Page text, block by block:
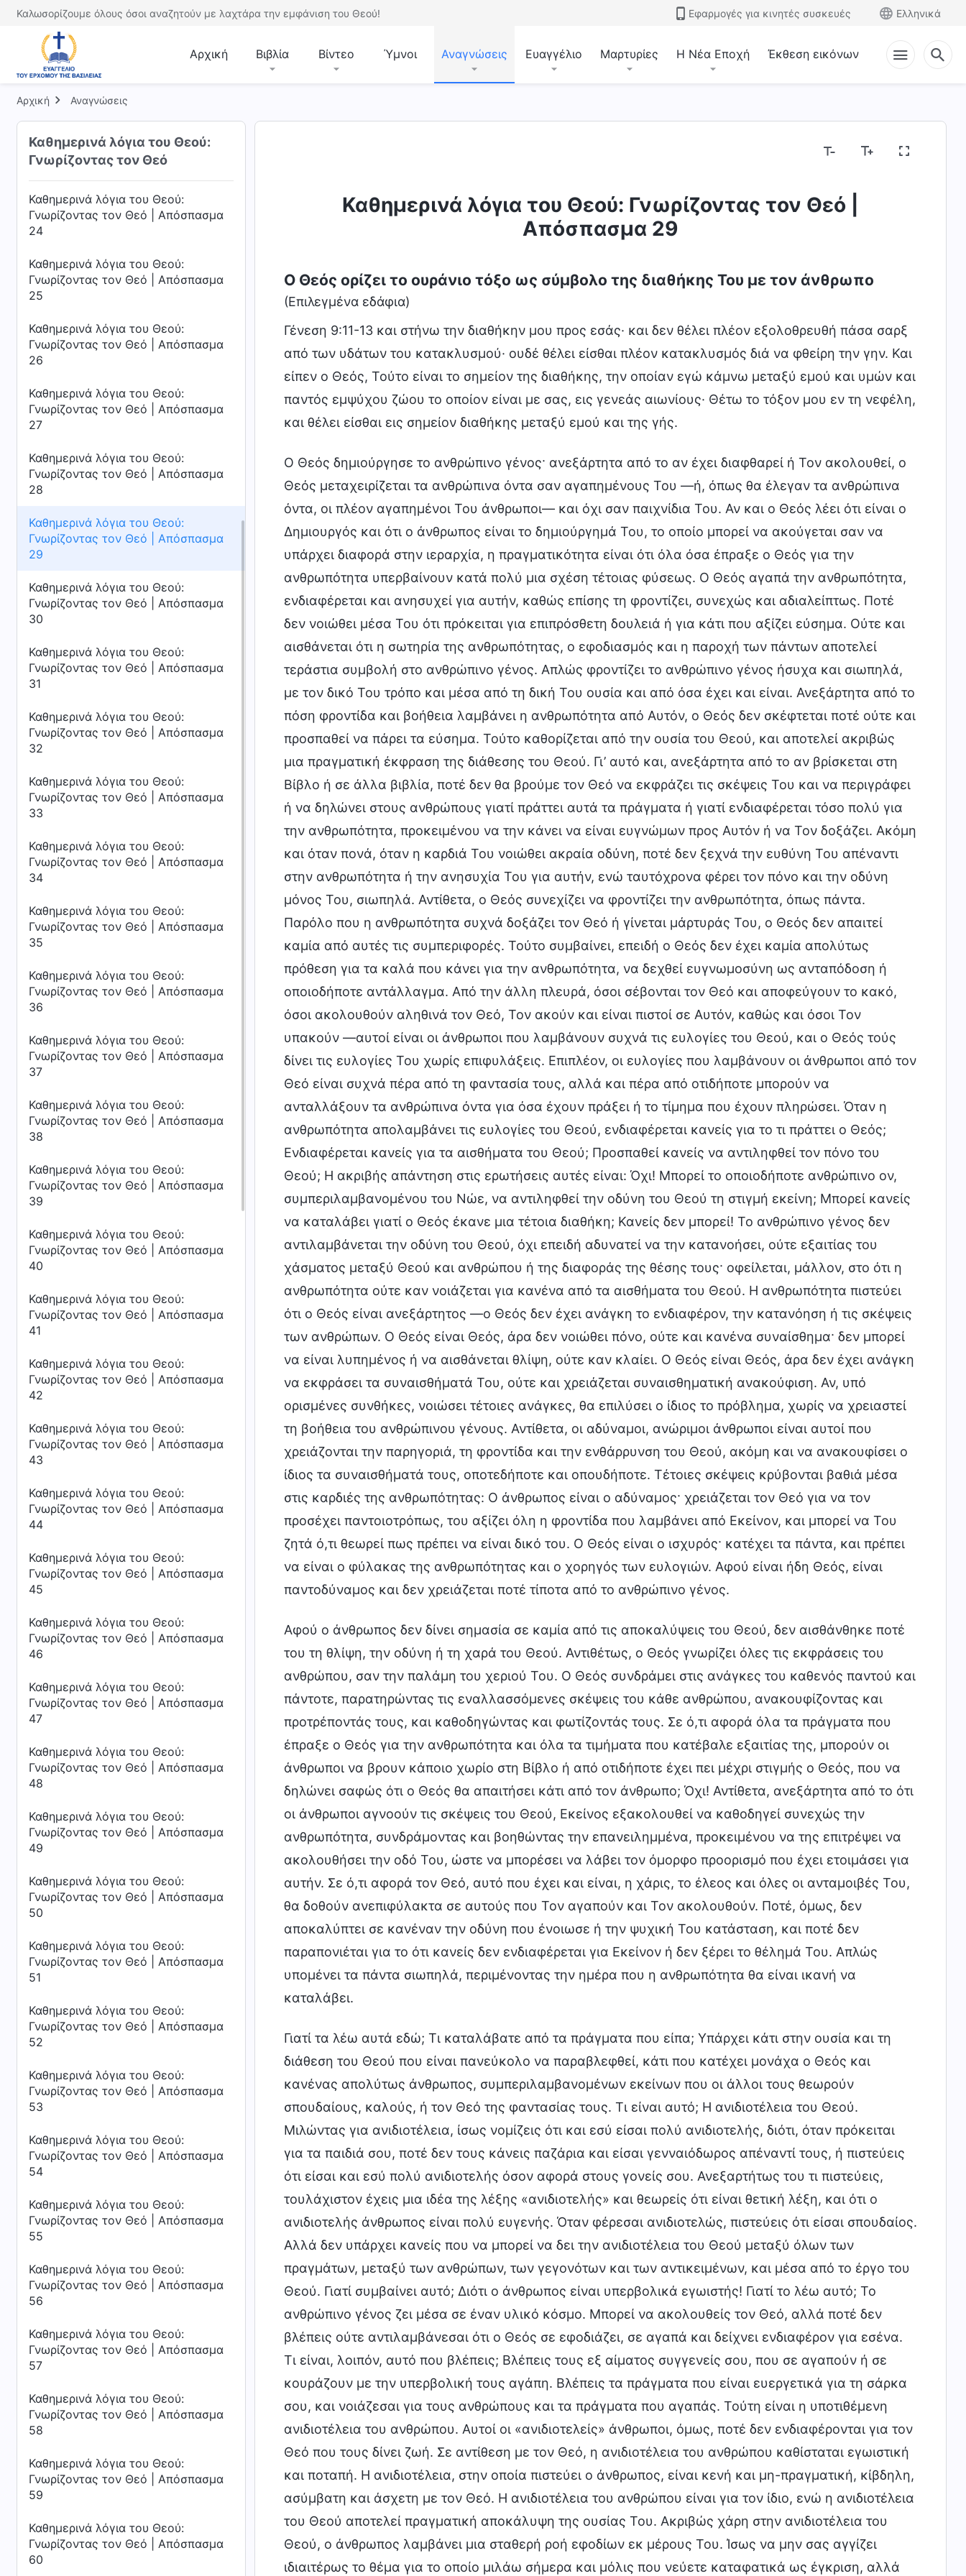
Καλωσορίζουμε όλους όσοι αναζητούν με λαχτάρα την εμφάνιση του Θεού! Εφαρμογές για κινητές συσκευές Ελληνικά
Αρχική Βιβλία Βίντεο Ύμνοι Αναγνώσεις Ευαγγέλιο Μαρτυρίες Η Νέα Εποχή Έκθεση εικόνων
Αρχική Αναγνώσεις
Καθημερινά λόγια του Θεού:
Γνωρίζοντας τον Θεό
Γνωρίζοντας τον Θεό | Απόσπασμα
Καθημερινά λόγια του Θεού:
22
Καθημερινά λόγια του Θεού:
Γνωρίζοντας τον Θεό | Απόσπασμα
23
Καθημερινά λόγια του Θεού:
Γνωρίζοντας τον Θεό | Απόσπασμα
24
Καθημερινά λόγια του Θεού:
Γνωρίζοντας τον Θεό | Απόσπασμα
25
Καθημερινά λόγια του Θεού:
Γνωρίζοντας τον Θεό | Απόσπασμα
26
Καθημερινά λόγια του Θεού:
Γνωρίζοντας τον Θεό | Απόσπασμα
27
Καθημερινά λόγια του Θεού:
Γνωρίζοντας τον Θεό | Απόσπασμα
28
Καθημερινά λόγια του Θεού:
Γνωρίζοντας τον Θεό | Απόσπασμα
29
Καθημερινά λόγια του Θεού:
Γνωρίζοντας τον Θεό | Απόσπασμα
30
Καθημερινά λόγια του Θεού:
Γνωρίζοντας τον Θεό | Απόσπασμα
31
Καθημερινά λόγια του Θεού:
Γνωρίζοντας τον Θεό | Απόσπασμα
32
Καθημερινά λόγια του Θεού:
Γνωρίζοντας τον Θεό | Απόσπασμα
33
Καθημερινά λόγια του Θεού:
Γνωρίζοντας τον Θεό | Απόσπασμα
34
Καθημερινά λόγια του Θεού:
Γνωρίζοντας τον Θεό | Απόσπασμα
35
Καθημερινά λόγια του Θεού:
Γνωρίζοντας τον Θεό | Απόσπασμα
36
Καθημερινά λόγια του Θεού:
Γνωρίζοντας τον Θεό | Απόσπασμα
37
Καθημερινά λόγια του Θεού:
Γνωρίζοντας τον Θεό | Απόσπασμα
38
Καθημερινά λόγια του Θεού:
Γνωρίζοντας τον Θεό | Απόσπασμα
39
Καθημερινά λόγια του Θεού:
Γνωρίζοντας τον Θεό | Απόσπασμα
40
Καθημερινά λόγια του Θεού:
Γνωρίζοντας τον Θεό | Απόσπασμα
41
Καθημερινά λόγια του Θεού:
Γνωρίζοντας τον Θεό | Απόσπασμα
42
Καθημερινά λόγια του Θεού:
Γνωρίζοντας τον Θεό | Απόσπασμα
43
Καθημερινά λόγια του Θεού:
Γνωρίζοντας τον Θεό | Απόσπασμα
44
Καθημερινά λόγια του Θεού:
Γνωρίζοντας τον Θεό | Απόσπασμα
45
Καθημερινά λόγια του Θεού:
Γνωρίζοντας τον Θεό | Απόσπασμα
46
Καθημερινά λόγια του Θεού:
Γνωρίζοντας τον Θεό | Απόσπασμα
47
Καθημερινά λόγια του Θεού:
Γνωρίζοντας τον Θεό | Απόσπασμα
48
Καθημερινά λόγια του Θεού:
Γνωρίζοντας τον Θεό | Απόσπασμα
49
Καθημερινά λόγια του Θεού:
Γνωρίζοντας τον Θεό | Απόσπασμα
50
Καθημερινά λόγια του Θεού:
Γνωρίζοντας τον Θεό | Απόσπασμα
51
Καθημερινά λόγια του Θεού:
Γνωρίζοντας τον Θεό | Απόσπασμα
52
Καθημερινά λόγια του Θεού:
Γνωρίζοντας τον Θεό | Απόσπασμα
53
Καθημερινά λόγια του Θεού:
Γνωρίζοντας τον Θεό | Απόσπασμα
54
Καθημερινά λόγια του Θεού:
Γνωρίζοντας τον Θεό | Απόσπασμα
55
Καθημερινά λόγια του Θεού:
Γνωρίζοντας τον Θεό | Απόσπασμα
56
Καθημερινά λόγια του Θεού:
Γνωρίζοντας τον Θεό | Απόσπασμα
57
Καθημερινά λόγια του Θεού:
Γνωρίζοντας τον Θεό | Απόσπασμα
58
Καθημερινά λόγια του Θεού:
Γνωρίζοντας τον Θεό | Απόσπασμα
59
Καθημερινά λόγια του Θεού:
Γνωρίζοντας τον Θεό | Απόσπασμα
60
Καθημερινά λόγια του Θεού: Γνωρίζοντας τον Θεό |
Απόσπασμα 29
Ο Θεός ορίζει το ουράνιο τόξο ως σύμβολο της διαθήκης Του με τον άνθρωπο
(Επιλεγμένα εδάφια)
Γένεση 9:11-13 και στήνω την διαθήκην μου προς εσάς· και δεν θέλει πλέον εξολοθρευθή πάσα σαρξ
από των υδάτων του κατακλυσμού· ουδέ θέλει είσθαι πλέον κατακλυσμός διά να φθείρη την γην. Και
είπεν ο Θεός, Τούτο είναι το σημείον της διαθήκης, την οποίαν εγώ κάμνω μεταξύ εμού και υμών και
παντός εμψύχου ζώου το οποίον είναι με σας, εις γενεάς αιωνίους· Θέτω το τόξον μου εν τη νεφέλη,
και θέλει είσθαι εις σημείον διαθήκης μεταξύ εμού και της γής.
Ο Θεός δημιούργησε το ανθρώπινο γένος· ανεξάρτητα από το αν έχει διαφθαρεί ή Τον ακολουθεί, ο
Θεός μεταχειρίζεται τα ανθρώπινα όντα σαν αγαπημένους Του —ή, όπως θα έλεγαν τα ανθρώπινα
όντα, οι πλέον αγαπημένοι Του άνθρωποι— και όχι σαν παιχνίδια Του. Αν και ο Θεός λέει ότι είναι ο
Δημιουργός και ότι ο άνθρωπος είναι το δημιούργημά Του, το οποίο μπορεί να ακούγεται σαν να
υπάρχει διαφορά στην ιεραρχία, η πραγματικότητα είναι ότι όλα όσα έπραξε ο Θεός για την
ανθρωπότητα υπερβαίνουν κατά πολύ μια σχέση τέτοιας φύσεως. Ο Θεός αγαπά την ανθρωπότητα,
ενδιαφέρεται και ανησυχεί για αυτήν, καθώς επίσης τη φροντίζει, συνεχώς και αδιαλείπτως. Ποτέ
δεν νοιώθει μέσα Του ότι πρόκειται για επιπρόσθετη δουλειά ή για κάτι που αξίζει εύσημα. Ούτε και
αισθάνεται ότι η σωτηρία της ανθρωπότητας, ο εφοδιασμός και η παροχή των πάντων αποτελεί
τεράστια συμβολή στο ανθρώπινο γένος. Απλώς φροντίζει το ανθρώπινο γένος ήσυχα και σιωπηλά,
με τον δικό Του τρόπο και μέσα από τη δική Του ουσία και από όσα έχει και είναι. Ανεξάρτητα από το
πόση φροντίδα και βοήθεια λαμβάνει η ανθρωπότητα από Αυτόν, ο Θεός δεν σκέφτεται ποτέ ούτε και
προσπαθεί να πάρει τα εύσημα. Τούτο καθορίζεται από την ουσία του Θεού, και αποτελεί ακριβώς
μια πραγματική έκφραση της διάθεσης του Θεού. Γι’ αυτό και, ανεξάρτητα από το αν βρίσκεται στη
Βίβλο ή σε άλλα βιβλία, ποτέ δεν θα βρούμε τον Θεό να εκφράζει τις σκέψεις Του και να περιγράφει
ή να δηλώνει στους ανθρώπους γιατί πράττει αυτά τα πράγματα ή γιατί ενδιαφέρεται τόσο πολύ για
την ανθρωπότητα, προκειμένου να την κάνει να είναι ευγνώμων προς Αυτόν ή να Τον δοξάζει. Ακόμη
και όταν πονά, όταν η καρδιά Του νοιώθει ακραία οδύνη, ποτέ δεν ξεχνά την ευθύνη Του απέναντι
στην ανθρωπότητα ή την ανησυχία Του για αυτήν, ενώ ταυτόχρονα φέρει τον πόνο και την οδύνη
μόνος Του, σιωπηλά. Αντίθετα, ο Θεός συνεχίζει να φροντίζει την ανθρωπότητα, όπως πάντα.
Παρόλο που η ανθρωπότητα συχνά δοξάζει τον Θεό ή γίνεται μάρτυράς Του, ο Θεός δεν απαιτεί
καμία από αυτές τις συμπεριφορές. Τούτο συμβαίνει, επειδή ο Θεός δεν έχει καμία απολύτως
πρόθεση για τα καλά που κάνει για την ανθρωπότητα, να δεχθεί ευγνωμοσύνη ως ανταπόδοση ή
οποιοδήποτε αντάλλαγμα. Από την άλλη πλευρά, όσοι σέβονται τον Θεό και αποφεύγουν το κακό,
όσοι ακολουθούν αληθινά τον Θεό, Τον ακούν και είναι πιστοί σε Αυτόν, καθώς και όσοι Τον
υπακούν —αυτοί είναι οι άνθρωποι που λαμβάνουν συχνά τις ευλογίες του Θεού, και ο Θεός τούς
δίνει τις ευλογίες Του χωρίς επιφυλάξεις. Επιπλέον, οι ευλογίες που λαμβάνουν οι άνθρωποι από τον
Θεό είναι συχνά πέρα από τη φαντασία τους, αλλά και πέρα από οτιδήποτε μπορούν να
ανταλλάξουν τα ανθρώπινα όντα για όσα έχουν πράξει ή το τίμημα που έχουν πληρώσει. Όταν η
ανθρωπότητα απολαμβάνει τις ευλογίες του Θεού, ενδιαφέρεται κανείς για το τι πράττει ο Θεός;
Ενδιαφέρεται κανείς για τα αισθήματα του Θεού; Προσπαθεί κανείς να αντιληφθεί τον πόνο του
Θεού; Η ακριβής απάντηση στις ερωτήσεις αυτές είναι: Όχι! Μπορεί το οποιοδήποτε ανθρώπινο ον,
συμπεριλαμβανομένου του Νώε, να αντιληφθεί την οδύνη του Θεού τη στιγμή εκείνη; Μπορεί κανείς
να καταλάβει γιατί ο Θεός έκανε μια τέτοια διαθήκη; Κανείς δεν μπορεί! Το ανθρώπινο γένος δεν
αντιλαμβάνεται την οδύνη του Θεού, όχι επειδή αδυνατεί να την κατανοήσει, ούτε εξαιτίας του
χάσματος μεταξύ Θεού και ανθρώπου ή της διαφοράς της θέσης τους· οφείλεται, μάλλον, στο ότι η
ανθρωπότητα ούτε καν νοιάζεται για κανένα από τα αισθήματα του Θεού. Η ανθρωπότητα πιστεύει
ότι ο Θεός είναι ανεξάρτητος —ο Θεός δεν έχει ανάγκη το ενδιαφέρον, την κατανόηση ή τις σκέψεις
των ανθρώπων. Ο Θεός είναι Θεός, άρα δεν νοιώθει πόνο, ούτε και κανένα συναίσθημα· δεν μπορεί
να είναι λυπημένος ή να αισθάνεται θλίψη, ούτε καν κλαίει. Ο Θεός είναι Θεός, άρα δεν έχει ανάγκη
να εκφράσει τα συναισθήματά Του, ούτε και χρειάζεται συναισθηματική ανακούφιση. Αν, υπό
ορισμένες συνθήκες, νοιώσει τέτοιες ανάγκες, θα επιλύσει ο ίδιος το πρόβλημα, χωρίς να χρειαστεί
τη βοήθεια του ανθρώπινου γένους. Αντίθετα, οι αδύναμοι, ανώριμοι άνθρωποι είναι αυτοί που
χρειάζονται την παρηγοριά, τη φροντίδα και την ενθάρρυνση του Θεού, ακόμη και να ανακουφίσει ο
ίδιος τα συναισθήματά τους, οποτεδήποτε και οπουδήποτε. Τέτοιες σκέψεις κρύβονται βαθιά μέσα
στις καρδιές της ανθρωπότητας: Ο άνθρωπος είναι ο αδύναμος· χρειάζεται τον Θεό για να τον
προσέχει παντοιοτρόπως, του αξίζει όλη η φροντίδα που λαμβάνει από Εκείνον, και μπορεί να Του
ζητά ό,τι θεωρεί πως πρέπει να είναι δικό του. Ο Θεός είναι ο ισχυρός· κατέχει τα πάντα, και πρέπει
να είναι ο φύλακας της ανθρωπότητας και ο χορηγός των ευλογιών. Αφού είναι ήδη Θεός, είναι
παντοδύναμος και δεν χρειάζεται ποτέ τίποτα από το ανθρώπινο γένος.
Αφού ο άνθρωπος δεν δίνει σημασία σε καμία από τις αποκαλύψεις του Θεού, δεν αισθάνθηκε ποτέ
του τη θλίψη, την οδύνη ή τη χαρά του Θεού. Αντιθέτως, ο Θεός γνωρίζει όλες τις εκφράσεις του
ανθρώπου, σαν την παλάμη του χεριού Του. Ο Θεός συνδράμει στις ανάγκες του καθενός παντού και
πάντοτε, παρατηρώντας τις εναλλασσόμενες σκέψεις του κάθε ανθρώπου, ανακουφίζοντας και
προτρέποντάς τους, και καθοδηγώντας και φωτίζοντάς τους. Σε ό,τι αφορά όλα τα πράγματα που
έπραξε ο Θεός για την ανθρωπότητα και όλα τα τιμήματα που κατέβαλε εξαιτίας της, μπορούν οι
άνθρωποι να βρουν κάποιο χωρίο στη Βίβλο ή από οτιδήποτε έχει πει μέχρι στιγμής ο Θεός, που να
δηλώνει σαφώς ότι ο Θεός θα απαιτήσει κάτι από τον άνθρωπο; Όχι! Αντίθετα, ανεξάρτητα από το ότι
οι άνθρωποι αγνοούν τις σκέψεις του Θεού, Εκείνος εξακολουθεί να καθοδηγεί συνεχώς την
ανθρωπότητα, συνδράμοντας και βοηθώντας την επανειλημμένα, προκειμένου να της επιτρέψει να
ακολουθήσει την οδό Του, ώστε να μπορέσει να λάβει τον όμορφο προορισμό που έχει ετοιμάσει για
αυτήν. Σε ό,τι αφορά τον Θεό, αυτό που έχει και είναι, η χάρις, το έλεος και όλες οι ανταμοιβές Του,
θα δοθούν ανεπιφύλακτα σε αυτούς που Τον αγαπούν και Τον ακολουθούν. Ποτέ, όμως, δεν
αποκαλύπτει σε κανέναν την οδύνη που ένοιωσε ή την ψυχική Του κατάσταση, και ποτέ δεν
παραπονιέται για το ότι κανείς δεν ενδιαφέρεται για Εκείνον ή δεν ξέρει το θέλημά Του. Απλώς
υπομένει τα πάντα σιωπηλά, περιμένοντας την ημέρα που η ανθρωπότητα θα είναι ικανή να
καταλάβει.
Γιατί τα λέω αυτά εδώ; Τι καταλάβατε από τα πράγματα που είπα; Υπάρχει κάτι στην ουσία και τη
διάθεση του Θεού που είναι πανεύκολο να παραβλεφθεί, κάτι που κατέχει μονάχα ο Θεός και
κανένας απολύτως άνθρωπος, συμπεριλαμβανομένων εκείνων που οι άλλοι τους θεωρούν
σπουδαίους, καλούς, ή τον Θεό της φαντασίας τους. Τι είναι αυτό; Η ανιδιοτέλεια του Θεού.
Μιλώντας για ανιδιοτέλεια, ίσως νομίζεις ότι και εσύ είσαι πολύ ανιδιοτελής, διότι, όταν πρόκειται
για τα παιδιά σου, ποτέ δεν τους κάνεις παζάρια και είσαι γενναιόδωρος απέναντί τους, ή πιστεύεις
ότι είσαι και εσύ πολύ ανιδιοτελής όσον αφορά στους γονείς σου. Ανεξαρτήτως του τι πιστεύεις,
τουλάχιστον έχεις μια ιδέα της λέξης «ανιδιοτελής» και θεωρείς ότι είναι θετική λέξη, και ότι ο
ανιδιοτελής άνθρωπος είναι πολύ ευγενής. Όταν φέρεσαι ανιδιοτελώς, πιστεύεις ότι είσαι σπουδαίος.
Αλλά δεν υπάρχει κανείς που να μπορεί να δει την ανιδιοτέλεια του Θεού μεταξύ όλων των
πραγμάτων, μεταξύ των ανθρώπων, των γεγονότων και των αντικειμένων, και μέσα από το έργο του
Θεού. Γιατί συμβαίνει αυτό; Διότι ο άνθρωπος είναι υπερβολικά εγωιστής! Γιατί το λέω αυτό; Το
ανθρώπινο γένος ζει μέσα σε έναν υλικό κόσμο. Μπορεί να ακολουθείς τον Θεό, αλλά ποτέ δεν
βλέπεις ούτε αντιλαμβάνεσαι ότι ο Θεός σε εφοδιάζει, σε αγαπά και δείχνει ενδιαφέρον για εσένα.
Τι είναι, λοιπόν, αυτό που βλέπεις; Βλέπεις τους εξ αίματος συγγενείς σου, που σε αγαπούν ή σε
κουράζουν με την υπερβολική τους αγάπη. Βλέπεις τα πράγματα που είναι ευεργετικά για τη σάρκα
σου, και νοιάζεσαι για τους ανθρώπους και τα πράγματα που αγαπάς. Τούτη είναι η υποτιθέμενη
ανιδιοτέλεια του ανθρώπου. Αυτοί οι «ανιδιοτελείς» άνθρωποι, όμως, ποτέ δεν ενδιαφέρονται για τον
Θεό που τους δίνει ζωή. Σε αντίθεση με τον Θεό, η ανιδιοτέλεια του ανθρώπου καθίσταται εγωιστική
και ποταπή. Η ανιδιοτέλεια, στην οποία πιστεύει ο άνθρωπος, είναι κενή και μη-πραγματική, κίβδηλη,
ασύμβατη και άσχετη με τον Θεό. Η ανιδιοτέλεια του ανθρώπου είναι για τον ίδιο, ενώ η ανιδιοτέλεια
του Θεού αποτελεί πραγματική αποκάλυψη της ουσίας Του. Ακριβώς χάρη στην ανιδιοτέλεια του
Θεού, ο άνθρωπος λαμβάνει μια σταθερή ροή εφοδίων εκ μέρους Του. Ίσως να μην σας αγγίζει
ιδιαιτέρως το θέμα για το οποίο μιλάω σήμερα και μόλις που νεύετε καταφατικά ως έγκριση, αλλά